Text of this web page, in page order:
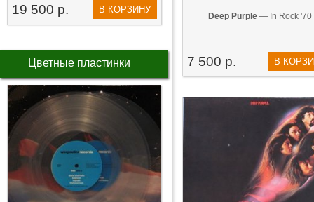
19 500 р. В КОРЗИНУ
Цветные пластинки
Deep Purple— In Rock '70
7 500 р. В